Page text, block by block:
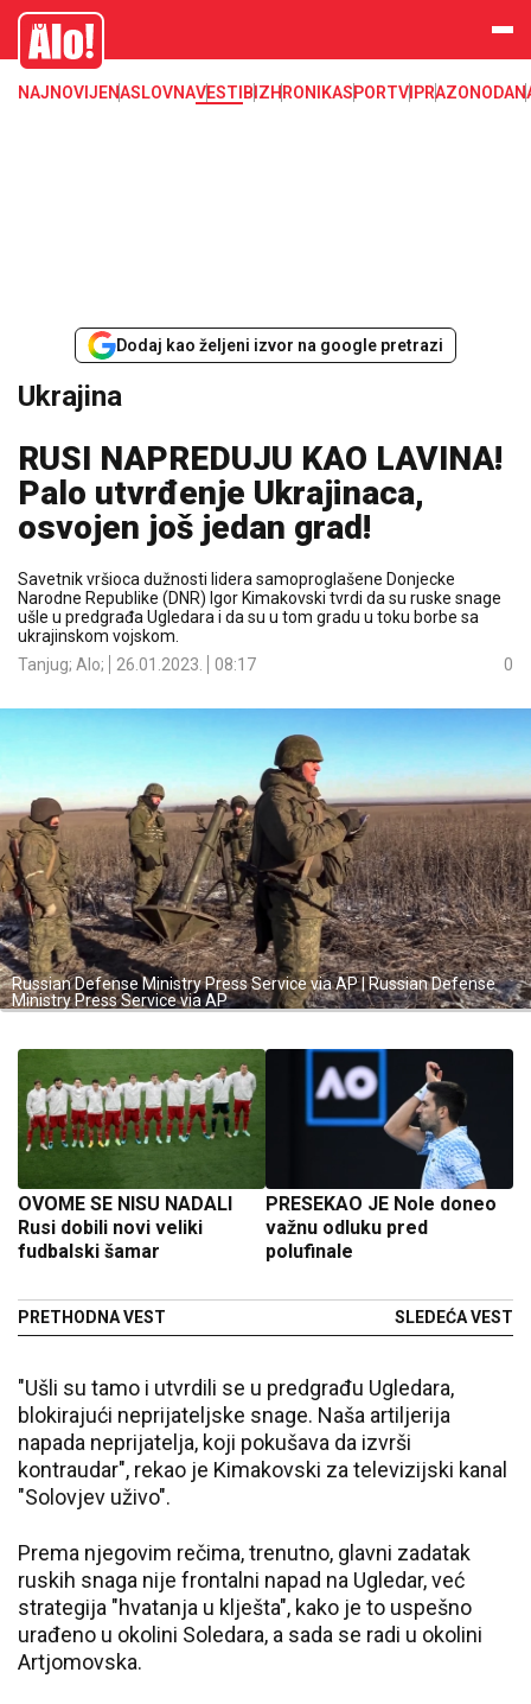
Ukrajina
Alo
NAJNOVIJENASLOVNAVESTI BIZHRONIKASPORTVIPRAZONODA
Dodaj kao željeni izvor na google pretrazi
Ukrajina
RUSI NAPREDUJU KAO LAVINA!
Palo utvrđenje Ukrajinaca,
osvojen još jedan grad!
Savetnik vršioca dužnosti lidera samoproglašene Donjecke
Narodne Republike (DNR) Igor Kimakovski tvrdi da su ruske snage
ušle u predgrađa Ugledara i da su u tom gradu u toku borbe sa
ukrajinskom vojskom.
Tanjug; Alo;
26.01.2023. 08:17 0
Russian Defense Ministry Press Service via AP | Russian Defense
Ministry Press Service via AP
OVOME SE NISU NADALI
Rusi dobili novi veliki
fudbalski šamar
PRETHODNA VEST
PRESEKAO JE Nole doneo
važnu odluku pred
polufinale
SLEDEĆA VEST
"Ušli su tamo i utvrdili se u predgrađu Ugledara,
blokirajući neprijateljske snage. Naša artiljerija
napada neprijatelja, koji pokušava da izvrši
kontraudar", rekao je Kimakovski za televizijski kanal
"Solovjev uživo".
Prema njegovim rečima, trenutno, glavni zadatak
ruskih snaga nije frontalni napad na Ugledar, već
strategija "hvatanja u klješta", kako je to uspešno
urađeno u okolini Soledara, a sada se radi u okolini
Artjomovska.